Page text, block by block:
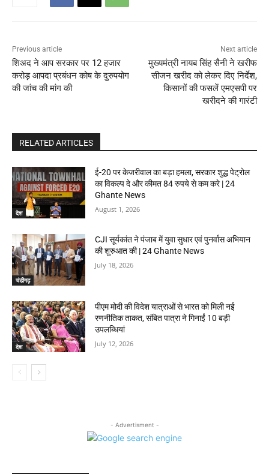
Previous article
शिअद ने आप सरकार पर 12 हजार
करोड़ आपदा प्रबंधन कोष के दुरुपयोग
की जांच की मांग की
Next article
मुख्यमंत्री नायब सिंह सैनी ने खरीफ
सीजन खरीद को लेकर दिए निर्देश,
किसानों की फसलें एमएसपी पर
खरीदने की गारंटी
RELATED ARTICLES
देश
ई-20 पर केजरीवाल का बड़ा हमला, सरकार शुद्ध पेट्रोल
का विकल्प दे और कीमत 84 रुपये से कम करे | 24
Ghante News
August 1, 2026
चंडीगढ़
CJI सूर्यकांत ने पंजाब में युवा सुधार एवं पुनर्वास अभियान
की शुरुआत की | 24 Ghante News
July 18, 2026
देश
पीएम मोदी की विदेश यात्राओं से भारत को मिली नई
रणनीतिक ताकत, संबित पात्रा ने गिनाईं 10 बड़ी
उपलब्धियां
July 12, 2026
- Advertisment -